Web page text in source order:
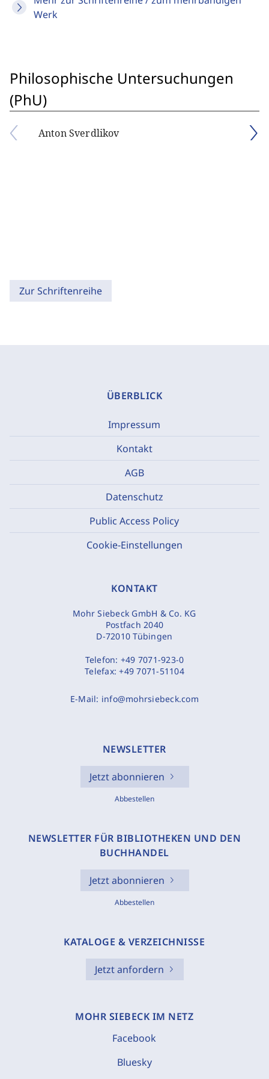
Werk
Philosophische Untersuchungen
(PhU)
Anton Sverdlikov
Zur Schriftenreihe
ÜBERBLICK
Impressum
Kontakt
AGB
Datenschutz
Public Access Policy
Cookie-Einstellungen
KONTAKT
Mohr Siebeck GmbH & Co. KG
Postfach 2040
D-72010 Tübingen
Telefon: +49 7071-923-0
Telefax:+49 7071-51104
E-Mail: info@mohrsiebeck.com
NEWSLETTER
Jetzt abonnieren
Abbestellen
NEWSLETTER FÜR BIBLIOTHEKEN UND DEN
BUCHHANDEL
Jetzt abonnieren
Abbestellen
KATALOGE & VERZEICHNISSE
Jetzt anfordern
MOHR SIEBECK IM NETZ
Facebook
Bluesky